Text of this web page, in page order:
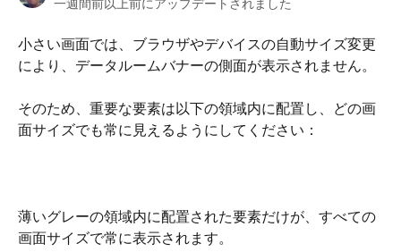
小さい画面では、ブラウザやデバイスの自動サイズ変更
により、データルームバナーの側面が表示されません。
そのため、重要な要素は以下の領域内に配置し、どの画
面サイズでも常に見えるようにしてください：
薄いグレーの領域内に配置された要素だけが、すべての
画面サイズで常に表示されます。